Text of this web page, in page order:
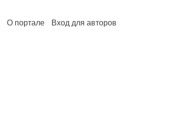
О портале Вход для авторов